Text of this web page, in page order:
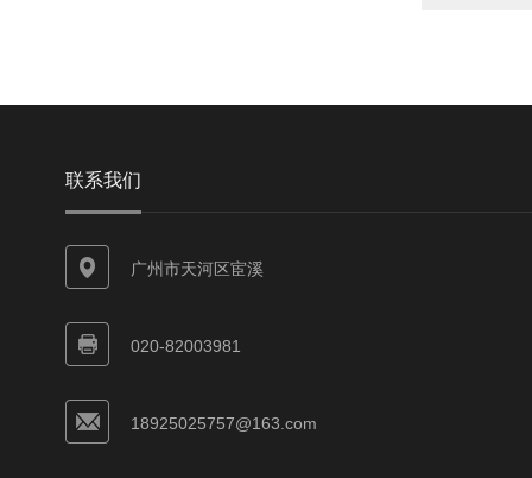
联系我们
广州市天河区宦溪
020-82003981
18925025757@163.com